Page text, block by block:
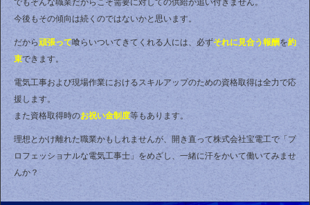
でもそんな職業だからこそ需要に対しての供給が追い付きません。
今後もその傾向は続くのではないかと思います。
だから頑張って喰らいついてきてくれる人には、必ずそれに見合う報酬を約
束できます。
電気工事および現場作業におけるスキルアップのための資格取得は全力で応
援します。
また資格取得時のお祝い金制度等もあります。
理想とかけ離れた職業かもしれませんが、開き直って株式会社宝電工で「プ
ロフェッショナルな電気工事士」をめざし、一緒に汗をかいて働いてみませ
んか？